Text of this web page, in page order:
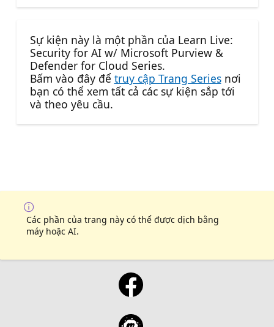
Sự kiện này là một phần của Learn Live:
Security for AI w/ Microsoft Purview &
Defender for Cloud Series.
Bấm vào đây để truy cập Trang Seriesnơi
bạn có thể xem tất cả các sự kiện sắp tới
và theo yêu cầu.
Các phần của trang này có thể được dịch bằng
máy hoặc AI.